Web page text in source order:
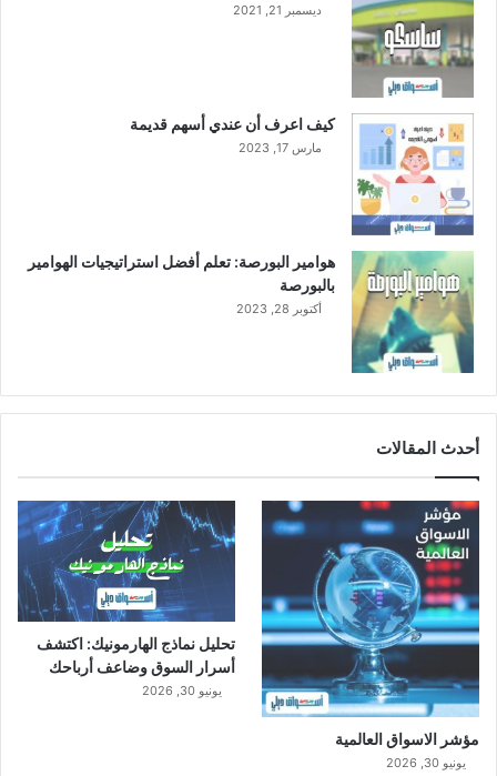
ديسمبر 21, 2021
كيف اعرف أن عندي أسهم قديمة
مارس 17, 2023
هوامير البورصة: تعلم أفضل استراتيجيات الهوامير
بالبورصة
أكتوبر 28, 2023
أحدث المقالات
مؤشر الاسواق العالمية
يونيو 30, 2026
تحليل نماذج الهارمونيك: اكتشف
أسرار السوق وضاعف أرباحك
يونيو 30, 2026